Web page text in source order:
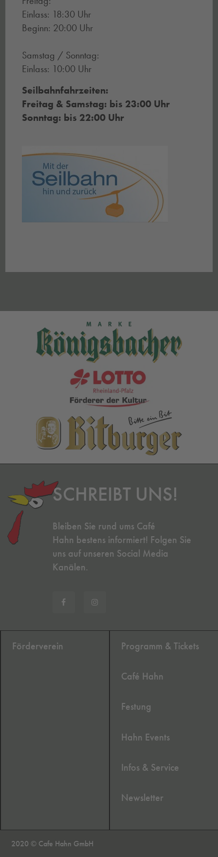
Einlass: 18:30 Uhr
Beginn: 20:00 Uhr
Samstag / Sonntag:
Einlass: 10:00 Uhr
Seilbahnfahrzeiten:
Freitag & Samstag: bis 23:00 Uhr
Sonntag: bis 22:00 Uhr
SCHREIBT UNS!
Bleiben Sie rund ums Café
Hahn bestens informiert! Folgen Sie
uns auf unseren Social Media
Kanälen.
Förderverein Programm & Tickets
Café Hahn
Festung
Hahn Events
Infos & Service
Newsletter
2020 © Cafe Hahn GmbH